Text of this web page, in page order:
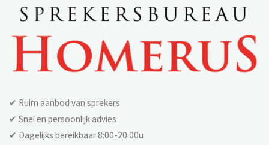
✔ Ruim aanbod van sprekers
✔ Snel en persoonlijk advies
✔ Dagelijks bereikbaar 8:00-20:00u